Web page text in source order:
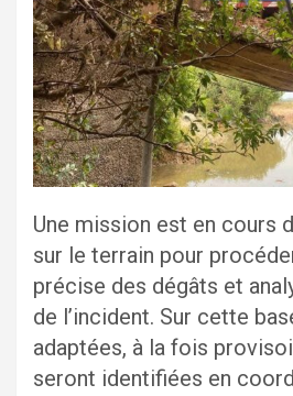
Une mission est en cours
sur le terrain pour
précise des dégâts et
de l’incident. Sur cette
adaptées, à la fois
seront identifiées en